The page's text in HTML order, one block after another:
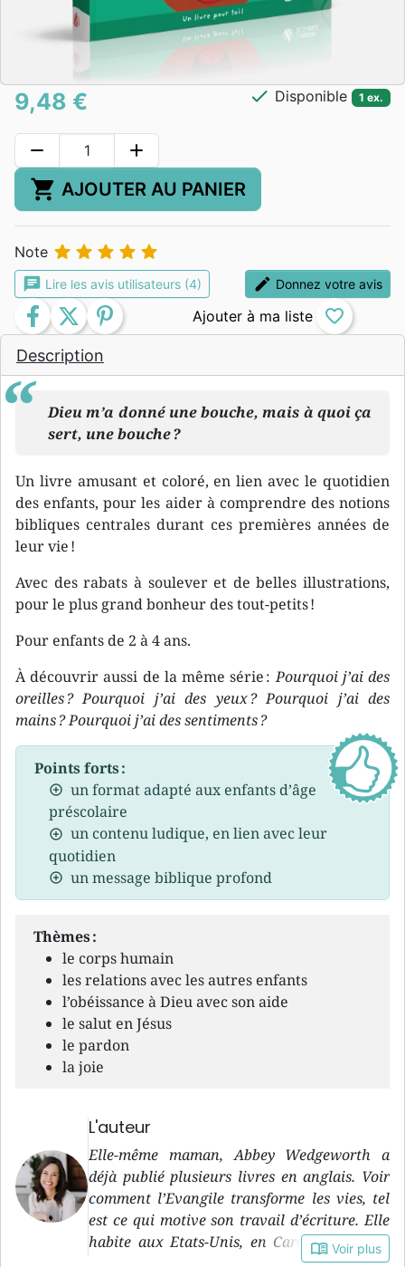
Description
Dieu m’a donné une bouche, mais à quoi ça
sert, une bouche ?
Un livre amusant et coloré, en lien avec le quotidien
des enfants, pour les aider à comprendre des notions
bibliques centrales durant ces premières années de
leur vie !
Avec des rabats à soulever et de belles illustrations,
pour le plus grand bonheur des tout-petits !
Pour enfants de 2 à 4 ans.
À découvrir aussi de la même série :Pourquoi j’ai des
oreilles ? Pourquoi j’ai des yeux ? Pourquoi j’ai des
mains ?Pourquoi j’ai des sentiments ?
Points forts :
un format adapté aux enfants d’âge
préscolaire
un contenu ludique, en lien avec leur
quotidien
un message biblique profond
Thèmes :
le corps humain
les relations avec les autres enfants
l’obéissance à Dieu avec son aide
le salut en Jésus
le pardon
la joie
L'auteur
Elle-même maman, Abbey Wedgeworth a
déjà publié plusieurs livres en anglais. Voir
comment l’Evangile transforme les vies, tel
est ce qui motive son travail d’écriture. Elle
habite aux Etats-Unis, en Caroline du Sud,
book_open Voir plus
9,48 € check Disponible 1 ex.
remove add
shopping_cart AJOUTER AU PANIER
Note     
chat Lire les avis utilisateurs (4) edit Donnez votre avis
facebook twitter pinterest favorite_border